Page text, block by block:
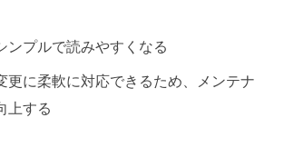
ンプルで読みやすくなる
更に柔軟に対応できるため、メンテナ
上する